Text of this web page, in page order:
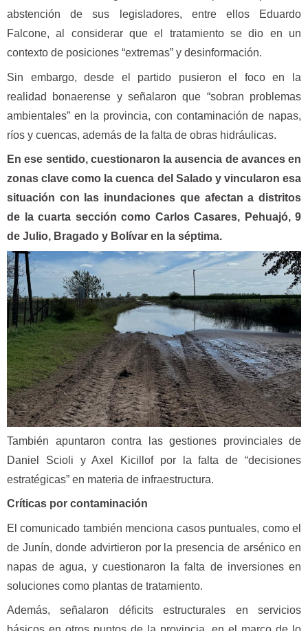
abstención de sus legisladores, entre ellos Eduardo
Falcone, al considerar que el tratamiento se dio en un
contexto de posiciones “extremas” y desinformación.
Sin embargo, desde el partido pusieron el foco en la
realidad bonaerense y señalaron que “sobran problemas
ambientales” en la provincia, con contaminación de napas,
ríos y cuencas, además de la falta de obras hidráulicas.
En ese sentido, cuestionaron la ausencia de avances en
zonas clave como la cuenca del Salado y vincularon esa
situación con las inundaciones que afectan a distritos
de la cuarta sección como Carlos Casares, Pehuajó, 9
de Julio, Bragado y Bolívar en la séptima.
También apuntaron contra las gestiones provinciales de
Daniel Scioli y Axel Kicillof por la falta de “decisiones
estratégicas” en materia de infraestructura.
Críticas por contaminación
El comunicado también menciona casos puntuales, como el
de Junín, donde advirtieron por la presencia de arsénico en
napas de agua, y cuestionaron la falta de inversiones en
soluciones como plantas de tratamiento.
Además, señalaron déficits estructurales en servicios